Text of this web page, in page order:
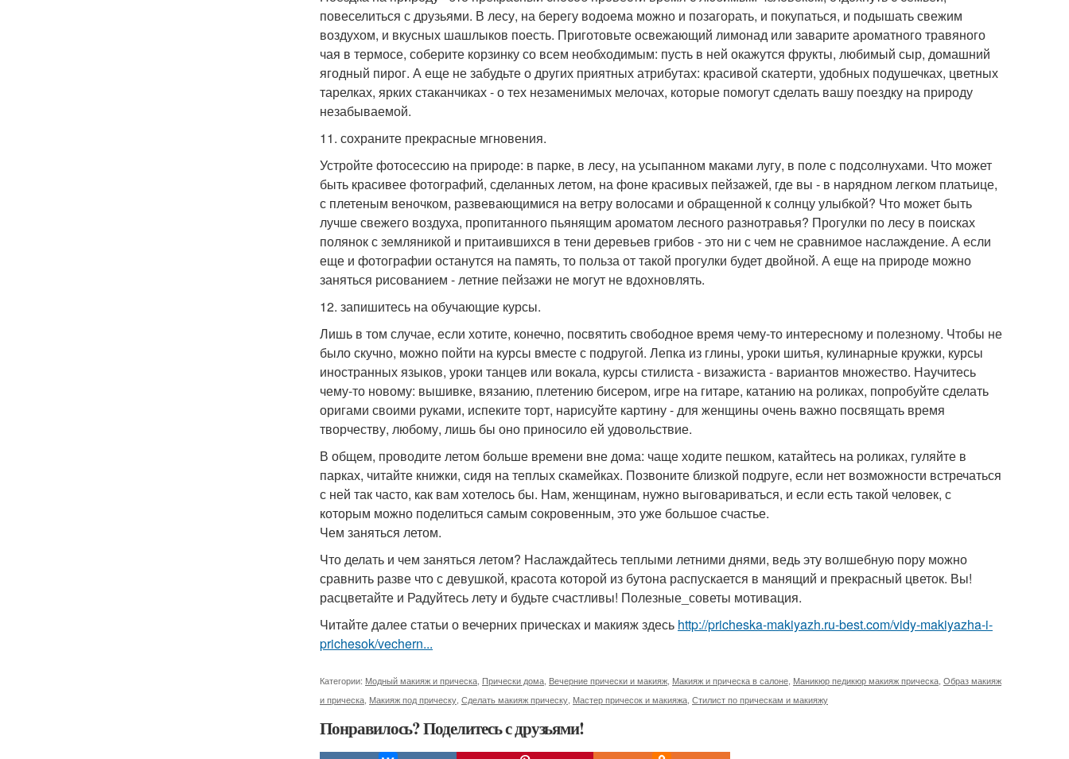
повеселиться с друзьями. В лесу, на берегу водоема можно и позагорать, и покупаться, и подышать свежим
воздухом, и вкусных шашлыков поесть. Приготовьте освежающий лимонад или заварите ароматного травяного
чая в термосе, соберите корзинку со всем необходимым: пусть в ней окажутся фрукты, любимый сыр, домашний
ягодный пирог. А еще не забудьте о других приятных атрибутах: красивой скатерти, удобных подушечках, цветных
тарелках, ярких стаканчиках - о тех незаменимых мелочах, которые помогут сделать вашу поездку на природу
незабываемой.
11. сохраните прекрасные мгновения.
Устройте фотосессию на природе: в парке, в лесу, на усыпанном маками лугу, в поле с подсолнухами. Что может
быть красивее фотографий, сделанных летом, на фоне красивых пейзажей, где вы - в нарядном легком платьице,
с плетеным веночком, развевающимися на ветру волосами и обращенной к солнцу улыбкой? Что может быть
лучше свежего воздуха, пропитанного пьянящим ароматом лесного разнотравья? Прогулки по лесу в поисках
полянок с земляникой и притаившихся в тени деревьев грибов - это ни с чем не сравнимое наслаждение. А если
еще и фотографии останутся на память, то польза от такой прогулки будет двойной. А еще на природе можно
заняться рисованием - летние пейзажи не могут не вдохновлять.
12. запишитесь на обучающие курсы.
Лишь в том случае, если хотите, конечно, посвятить свободное время чему-то интересному и полезному. Чтобы не
было скучно, можно пойти на курсы вместе с подругой. Лепка из глины, уроки шитья, кулинарные кружки, курсы
иностранных языков, уроки танцев или вокала, курсы стилиста - визажиста - вариантов множество. Научитесь
чему-то новому: вышивке, вязанию, плетению бисером, игре на гитаре, катанию на роликах, попробуйте сделать
оригами своими руками, испеките торт, нарисуйте картину - для женщины очень важно посвящать время
творчеству, любому, лишь бы оно приносило ей удовольствие.
В общем, проводите летом больше времени вне дома: чаще ходите пешком, катайтесь на роликах, гуляйте в
парках, читайте книжки, сидя на теплых скамейках. Позвоните близкой подруге, если нет возможности встречаться
с ней так часто, как вам хотелось бы. Нам, женщинам, нужно выговариваться, и если есть такой человек, с
которым можно поделиться самым сокровенным, это уже большое счастье.
Чем заняться летом.
Что делать и чем заняться летом? Наслаждайтесь теплыми летними днями, ведь эту волшебную пору можно
сравнить разве что с девушкой, красота которой из бутона распускается в манящий и прекрасный цветок. Вы!
расцветайте и Радуйтесь лету и будьте счастливы! Полезные_советы мотивация.
Читайте далее статьи о вечерних прическах и макияж здесь http://pricheska-makiyazh.ru-best.com/vidy-makiyazha-i-
prichesok/vechern...
Категории: Модный макияж и прическа Прически дома Вечерние прически и макияж Макияж и прическа в салоне Маникюр педикюр макияж прическа Образ макияж
и прическа Макияж под прическу Сделать макияж прическу Мастер причесок и макияжа Стилист по прическам и макияжу
Понравилось? Поделитесь с друзьями!